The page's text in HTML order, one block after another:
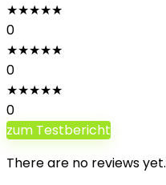
★★★★★
0
★★★★★
0
★★★★★
0
zum Testbericht
There are no reviews yet.